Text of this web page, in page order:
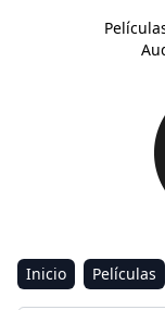
Inicio Películas